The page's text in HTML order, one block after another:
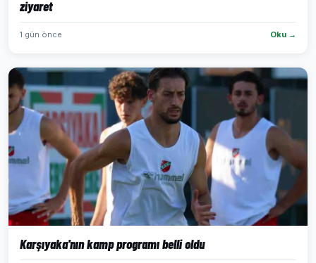
ziyaret
1 gün önce Oku →
Karşıyaka'nın kamp programı belli oldu